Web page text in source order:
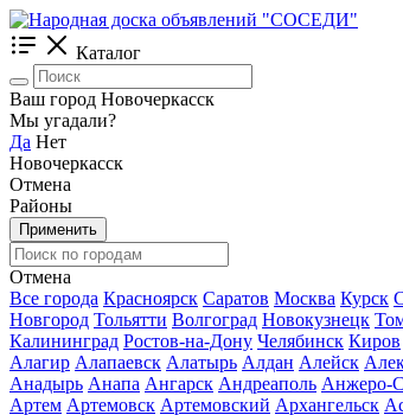
Каталог
Ваш город Новочеркасск
Мы угадали?
Да Нет
Новочеркасск
Отмена
Районы
Применить
Отмена
Все города Красноярск Саратов Москва Курск
Новгород Тольятти Волгоград Новокузнецк
Калининград Ростов-на-Дону Челябинск Киров
Алагир Алапаевск Алатырь Алдан Алейск
Анадырь Анапа Ангарск Андреаполь Анжеро-
Артем Артемовск Артемовский Архангельск